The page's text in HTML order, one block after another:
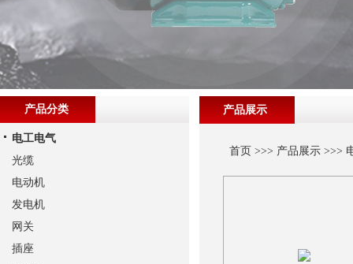
产品展示
首页 >>> 产品展示>>>
产品分类
电工电气
光缆
电动机
发电机
网关
插座